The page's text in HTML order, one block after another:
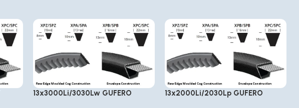
13x3000Li/3030Lw GUFERO 13x2000Li/2030Lp GUFERO